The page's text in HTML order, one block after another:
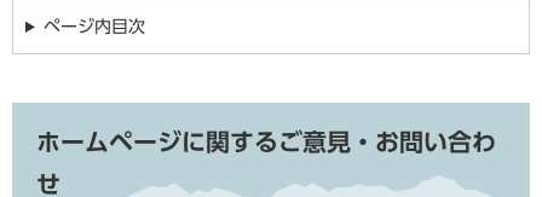
ページ内目次
ホームページに関するご意見・お問い合わ
せ